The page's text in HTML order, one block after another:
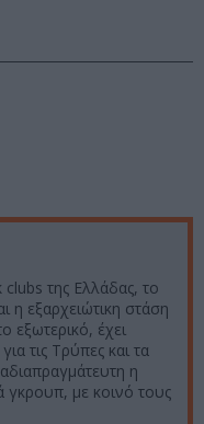
της Ελλάδας, το
η εξαρχειώτικη στάση
εξωτερικό, έχει
τις Τρύπες και τα
η
γκρουπ, με κοινό τους